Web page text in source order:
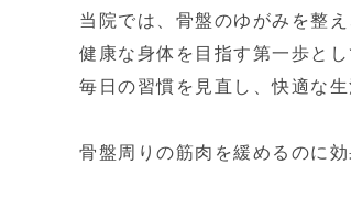
当院では、骨盤のゆがみを整
健康な身体を目指す第一歩と
毎日の習慣を見直し、快適な
骨盤周りの筋肉を緩めるのに